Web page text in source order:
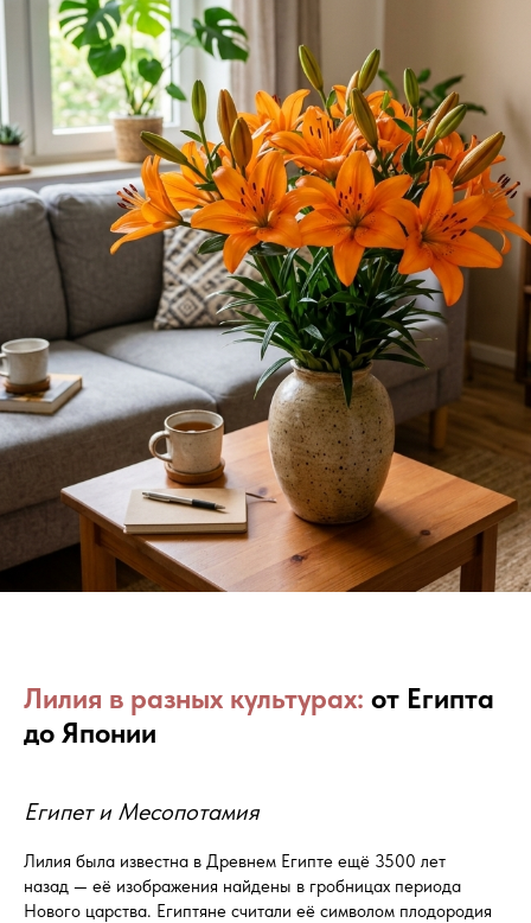
Лилия в разных культурах: от Египта
до Японии
Египет и Месопотамия
Лилия была известна в Древнем Египте ещё 3500 лет
назад — её изображения найдены в гробницах периода
Нового царства. Египтяне считали её символом плодородия